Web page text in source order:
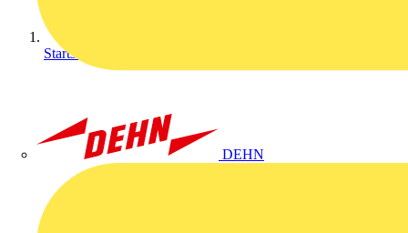
DEHN
Startseite